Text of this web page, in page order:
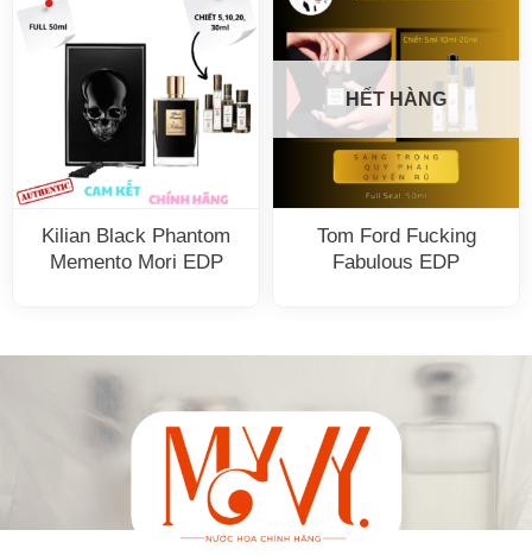
Kilian Black Phantom
Memento Mori EDP
HẾT HÀNG
Tom Ford Fucking
Fabulous EDP